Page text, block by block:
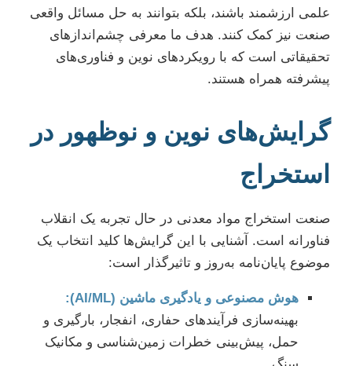
علمی ارزشمند باشند، بلکه بتوانند به حل مسائل واقعی
صنعت نیز کمک کنند. هدف ما معرفی چشم‌اندازهای
تحقیقاتی است که با رویکردهای نوین و فناوری‌های
پیشرفته همراه هستند.
گرایش‌های نوین و نوظهور در
استخراج
صنعت استخراج مواد معدنی در حال تجربه یک انقلاب
فناورانه است. آشنایی با این گرایش‌ها کلید انتخاب یک
موضوع پایان‌نامه به‌روز و تاثیرگذار است:
هوش مصنوعی و یادگیری ماشین (AI/ML):
بهینه‌سازی فرآیندهای حفاری، انفجار، بارگیری و
حمل، پیش‌بینی خطرات زمین‌شناسی و مکانیک